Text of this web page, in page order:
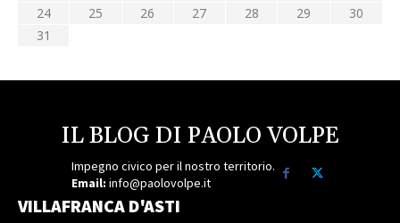
24
25 26 27 28 29
30
31
IL BLOG DI PAOLO VOLPE
Impegno civico per il nostro territorio.
Email: info@paolovolpe.it
VILLAFRANCA D'ASTI